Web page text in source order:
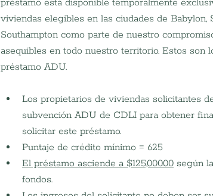
préstamo está disponible temporalmente
viviendas elegibles en las ciudades de Babylon,
Southampton como parte de nuestro
asequibles en todo nuestro territorio. Estos son
préstamo ADU.
Los propietarios de viviendas solicitantes
subvención ADU de CDLI para obtener
solicitar este préstamo.
Puntaje de crédito mínimo = 625
El préstamo asciende a $125,000.00 según
fondos.